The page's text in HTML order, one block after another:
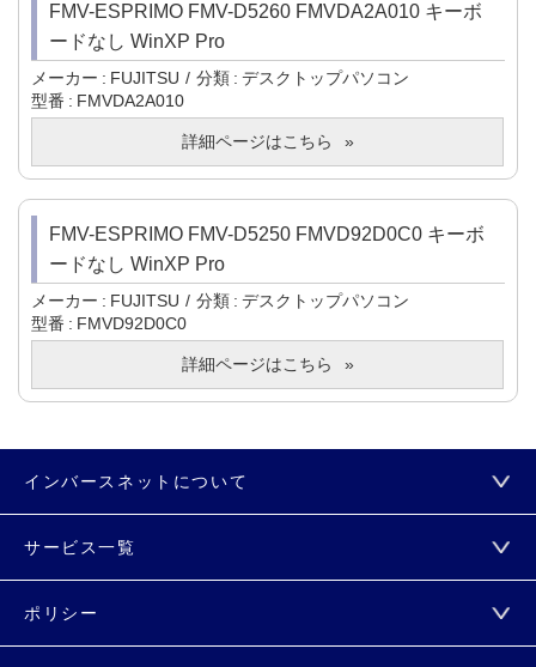
FMV-ESPRIMO FMV-D5260 FMVDA2A010 キーボ
ードなし WinXP Pro
メーカー FUJITSU 分類
デスクトップパソコン
型番
FMVDA2A010
詳細ページはこちら
FMV-ESPRIMO FMV-D5250 FMVD92D0C0 キーボ
ードなし WinXP Pro
メーカー FUJITSU 分類
デスクトップパソコン
型番
FMVD92D0C0
詳細ページはこちら
インバースネットについて
サービス一覧
ポリシー